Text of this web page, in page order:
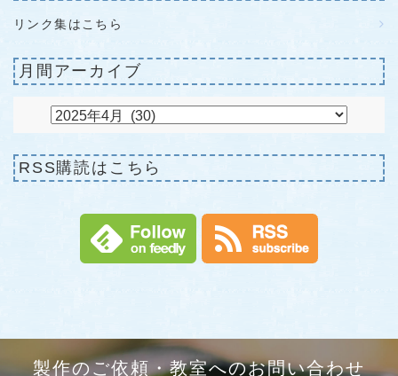
リンク集はこちら
月間アーカイブ
RSS購読はこちら
製作のご依頼・教室へのお問い合わせ